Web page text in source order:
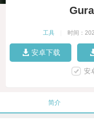
工具 时间：
安卓下载
安
简介